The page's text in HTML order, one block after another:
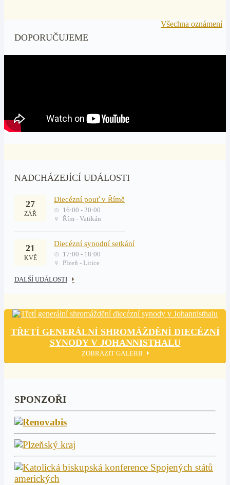
Všechna oznámení
DOPORUČUJEME
NADCHÁZEJÍCÍ UDÁLOSTI
27
ZÁŘ
Diecézní pouť v Římě
16:00 - 20:00
Řím - Vatikán
21
KVĚ
Diecézní synodní setkání
17:00 - 18:00
Plzeň - Litice
DALŠÍ UDÁLOSTI
TŘETÍ GENERÁLNÍ SHROMÁŽDĚNÍ DIECÉZNÍ
SYNODY V JOHANNISTHALU
ZOBRAZIT GALERII
SPONZOŘI